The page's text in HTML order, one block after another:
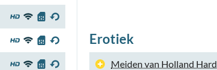
Erotiek
Meiden van Holland Hard